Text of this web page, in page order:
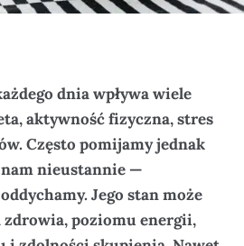
dnia wpływa wiele
aktywność fizyczna, stres
Często pomijamy jednak
nieustannie —
Jego stan może
zdrowia, poziomu energii,